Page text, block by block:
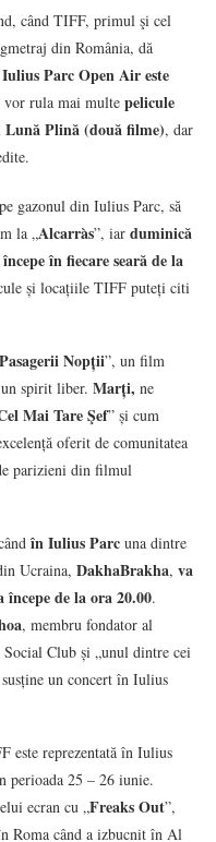
când TIFF, primul şi cel
din România, dă
Iulius Parc Open Air este
vor rula mai multe pelicule
Lună Plină (două filme), dar
gazonul din Iulius Parc, să
la „Alcarràs”, iar duminică
în fiecare seară de la
și locațiile TIFF puteți citi
Pasagerii Nopții”, un film
un spirit liber. Marți, ne
Mai Tare Şef” și cum
oferit de comunitatea
parizieni din filmul
în Iulius Parc una dintre
Ucraina, DakhaBrakha, va
începe de la ora 20.00.
, membru fondator al
Club și „unul dintre cei
un concert în Iulius
este reprezentată în Iulius
perioada 25 – 26 iunie.
ecran cu „Freaks Out”,
Roma când a izbucnit în Al